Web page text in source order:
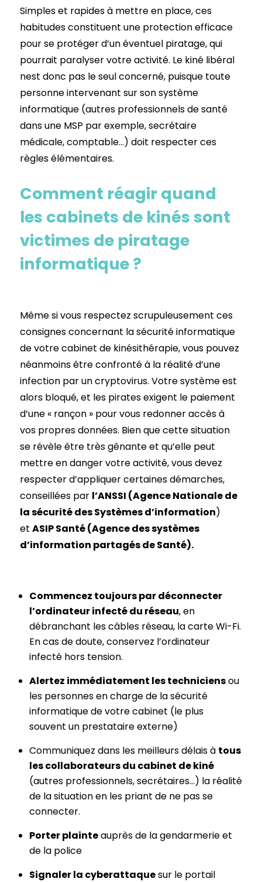
Simples et rapides à mettre en place, ces
habitudes constituent une protection efficace
pour se protéger d’un éventuel piratage, qui
pourrait paralyser votre activité. Le kiné libéral
nest donc pas le seul concerné, puisque toute
personne intervenant sur son système
informatique (autres professionnels de santé
dans une MSP par exemple, secrétaire
médicale, comptable…) doit respecter ces
règles élémentaires.
Comment réagir quand
les cabinets de kinés sont
victimes de piratage
informatique ?
Même si vous respectez scrupuleusement ces
consignes concernant la sécurité informatique
de votre cabinet de kinésithérapie, vous pouvez
néanmoins être confronté à la réalité d’une
infection par un cryptovirus. Votre système est
alors bloqué, et les pirates exigent le paiement
d’une « rançon » pour vous redonner accès à
vos propres données. Bien que cette situation
se révèle être très gênante et qu’elle peut
mettre en danger votre activité, vous devez
respecter d’appliquer certaines démarches,
conseillées par l’ANSSI (Agence Nationale de
la sécurité des Systèmes d’information)
et ASIP Santé (Agence des systèmes
d’information partagés de Santé).
Commencez toujours par déconnecter
l’ordinateur infecté du réseau, en
débranchant les câbles réseau, la carte Wi-Fi.
En cas de doute, conservez l’ordinateur
infecté hors tension.
Alertez immédiatement les techniciensou
les personnes en charge de la sécurité
informatique de votre cabinet (le plus
souvent un prestataire externe)
Communiquez dans les meilleurs délais à tous
les collaborateurs du cabinet de kiné
(autres professionnels, secrétaires…) la réalité
de la situation en les priant de ne pas se
connecter.
Porter plainteauprès de la gendarmerie et
de la police
Signaler la cyberattaquesur le portail